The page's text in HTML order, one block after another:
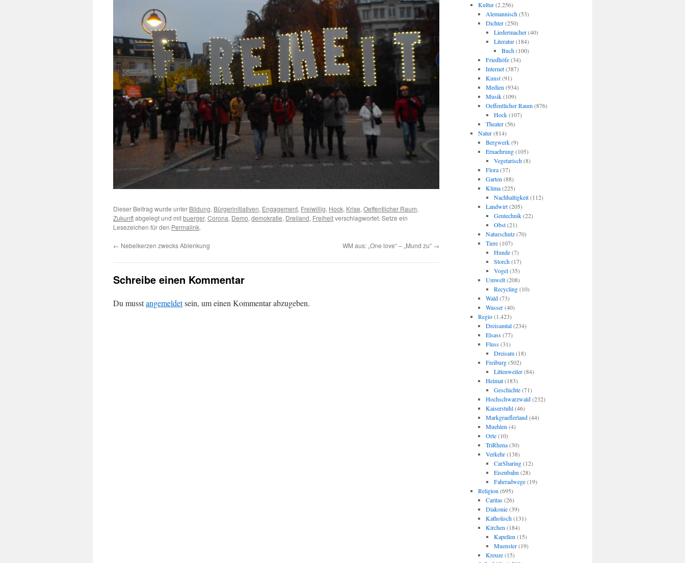
Dieser Beitrag wurde unter Bildung, Bürgerinitiativen, Engagement, Freiwillig, Hock, Krise, Oeffentlicher Raum,
Zukunftabgelegt und mitbuerger, Corona, Demo, demokratie, Dreiland, Freiheitverschlagwortet. Setze ein
Lesezeichen für den Permalink.
← Nebelkerzen zwecks Ablenkung WM aus: „One love“ – „Mund zu“ →
Schreibe einen Kommentar
Du musstangemeldetsein, um einen Kommentar abzugeben.
Kultur(2.256)
Alemannisch(53)
Dichter(250)
Liedermacher(40)
Literatur(184)
Buch(100)
Friedhöfe(34)
Internet(387)
Kunst(91)
Medien (934)
Musik(109)
Oeffentlicher Raum(876)
Hock(107)
Theater(56)
Natur(814)
Bergwerk(9)
Ernaehrung(105)
Vegetarisch(8)
Flora(37)
Garten (88)
Klima(225)
Nachhaltigkeit(112)
Landwirt(205)
Gentechnik(22)
Obst(21)
Naturschutz(70)
Tiere(107)
Hunde(7)
Storch(17)
Vogel(35)
Umwelt(208)
Recycling(10)
Wald(73)
Wasser(40)
Regio(1.423)
Dreisamtal(234)
Elsass(77)
Fluss(31)
Dreisam(18)
Freiburg(502)
Littenweiler(84)
Heimat(183)
Geschichte(71)
Hochschwarzwald(232)
Kaiserstuhl(46)
Markgraeflerland(44)
Muehlen (4)
Orte(10)
TriRhena(30)
Verkehr(138)
CarSharing(12)
Eisenbahn (28)
Fahrradwege(19)
Religion (695)
Caritas(26)
Diakonie(39)
Katholisch(131)
Kirchen (184)
Kapellen (15)
Muenster(19)
Kreuze(15)